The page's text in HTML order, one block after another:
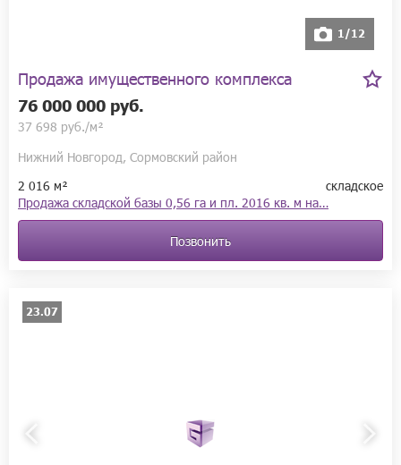
1/12
Продажа имущественного комплекса
76 000 000 руб.
37 698 руб./м²
Нижний Новгород, Сормовский район
2 016 м²
складское
Продажа складской базы 0,56 га и пл. 2016 кв. м на…
Позвонить
23.07